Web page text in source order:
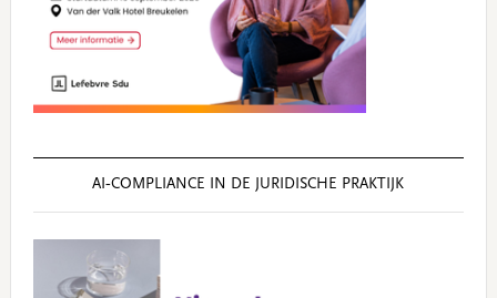
AI‑COMPLIANCE IN DE JURIDISCHE PRAKTIJK